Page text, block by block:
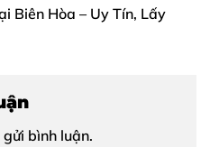
Biên Hòa – Uy Tín, Lấy
gửi bình luận.